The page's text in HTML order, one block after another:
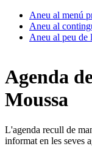
Aneu al menú
Aneu al
Aneu al peu de
Agenda
Moussa
L'agenda recull de
informat en les seves